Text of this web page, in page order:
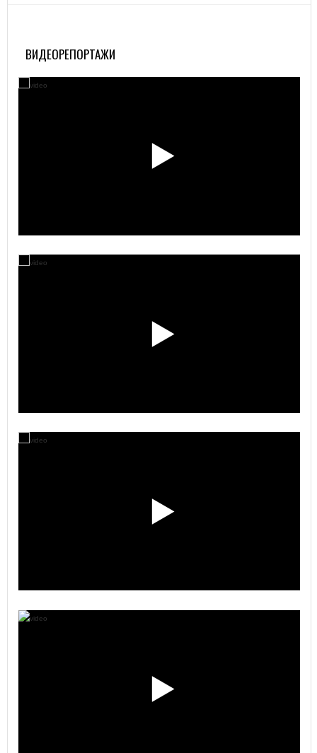
ВИДЕОРЕПОРТАЖИ